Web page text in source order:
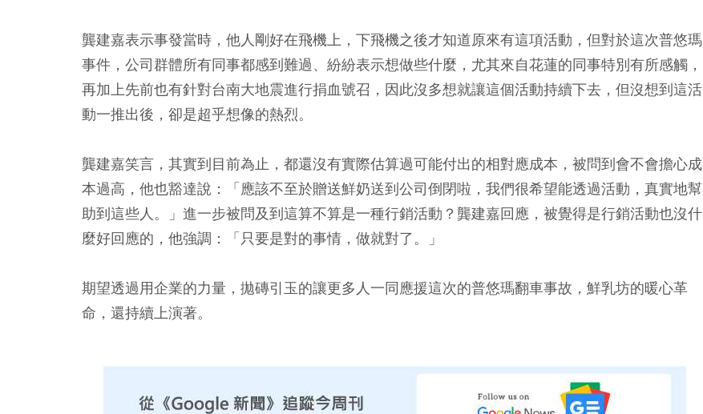
龔建嘉表示事發當時，他人剛好在飛機上，下飛機之後才知道原來有這項活動，但對於這次普悠瑪
事件，公司群體所有同事都感到難過、紛紛表示想做些什麼，尤其來自花蓮的同事特別有所感觸，
再加上先前也有針對台南大地震進行捐血號召，因此沒多想就讓這個活動持續下去，但沒想到這活
動一推出後，卻是超乎想像的熱烈。
龔建嘉笑言，其實到目前為止，都還沒有實際估算過可能付出的相對應成本，被問到會不會擔心成
本過高，他也豁達說：「應該不至於贈送鮮奶送到公司倒閉啦，我們很希望能透過活動，真實地幫
助到這些人。」進一步被問及到這算不算是一種行銷活動？龔建嘉回應，被覺得是行銷活動也沒什
麼好回應的，他強調：「只要是對的事情，做就對了。」
期望透過用企業的力量，拋磚引玉的讓更多人一同應援這次的普悠瑪翻車事故，鮮乳坊的暖心革
命，還持續上演著。